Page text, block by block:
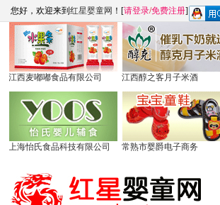
您好，欢迎来到 红星婴童网 ！[请登录/免费注册]
江西麦嘟嘟食品有限公司 江西醇之客月子米酒
上海怡氏食品科技有限公司 常熟市婴爵电子商务